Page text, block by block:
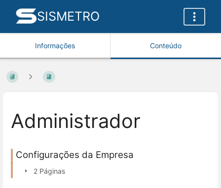
SISMETRO
Informações Conteúdo
Administrador
Configurações da Empresa
2 Páginas